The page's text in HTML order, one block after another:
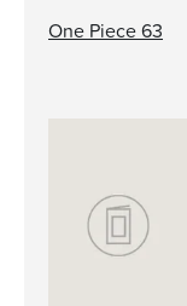
One Piece 63